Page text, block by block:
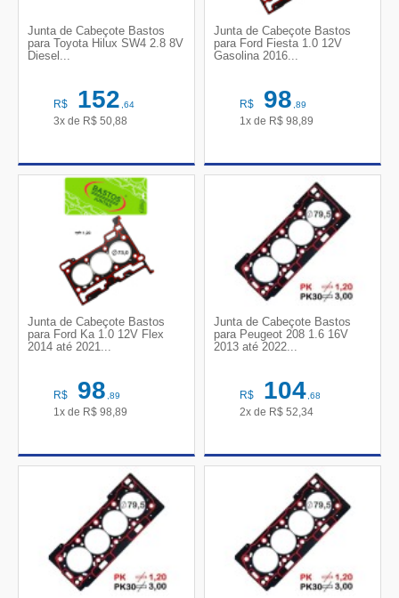
Junta de Cabeçote Bastos
para Toyota Hilux SW4 2.8 8V
Diesel...
R$ 152,64
3x de R$ 50,88
Junta de Cabeçote Bastos
para Ford Fiesta 1.0 12V
Gasolina 2016...
R$ 98,89
1x de R$ 98,89
Junta de Cabeçote Bastos
para Ford Ka 1.0 12V Flex
2014 até 2021...
R$ 98,89
1x de R$ 98,89
Junta de Cabeçote Bastos
para Peugeot 208 1.6 16V
2013 até 2022...
R$ 104,68
2x de R$ 52,34